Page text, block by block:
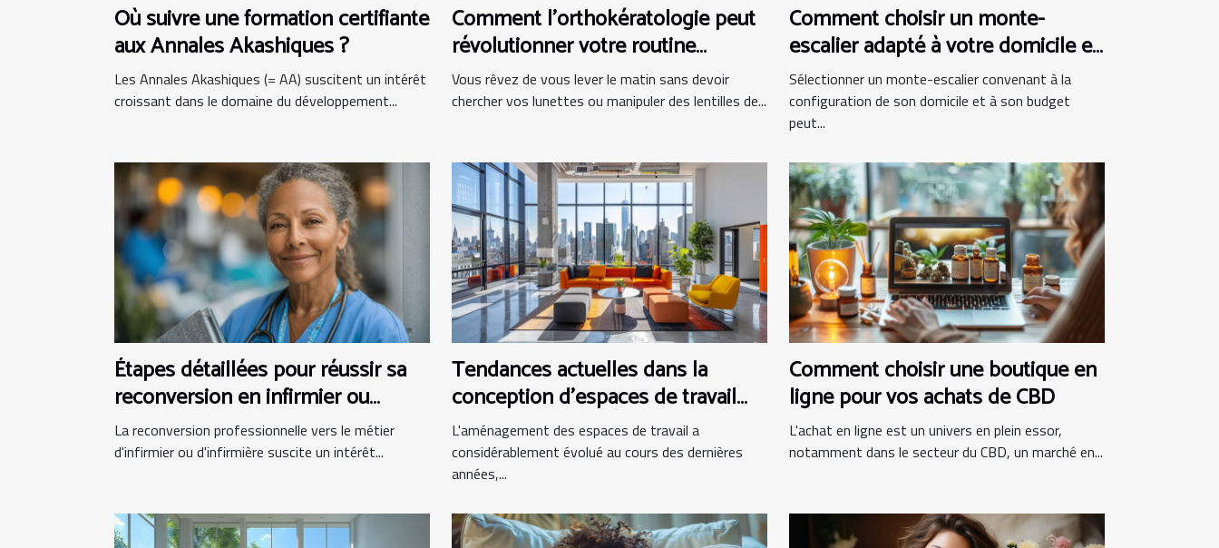
Où suivre une formation certifiante
aux Annales Akashiques ?
Les Annales Akashiques (= AA) suscitent un intérêt
croissant dans le domaine du développement...
Comment l'orthokératologie peut
révolutionner votre routine
matinale ?
Vous rêvez de vous lever le matin sans devoir
chercher vos lunettes ou manipuler des lentilles de...
Comment choisir un monte-
escalier adapté à votre domicile et
budget
Sélectionner un monte-escalier convenant à la
configuration de son domicile et à son budget
peut...
Étapes détaillées pour réussir sa
reconversion en infirmier ou
infirmière
La reconversion professionnelle vers le métier
d'infirmier ou d'infirmière suscite un intérêt...
Tendances actuelles dans la
conception d'espaces de travail
modernes
L'aménagement des espaces de travail a
considérablement évolué au cours des dernières
années,...
Comment choisir une boutique en
ligne pour vos achats de CBD
L'achat en ligne est un univers en plein essor,
notamment dans le secteur du CBD, un marché en...